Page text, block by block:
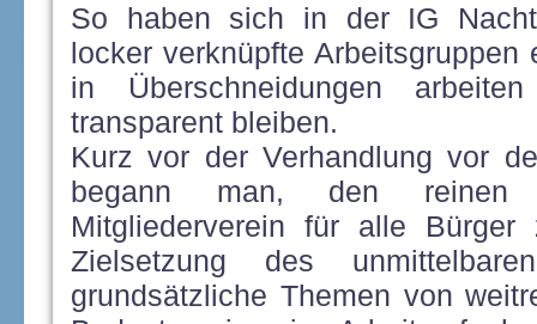
So haben sich in der IG
locker verknüpfte
in Überschneidungen
transparent bleiben.
Kurz vor der Verhandlung vor
begann man, den reinen
Mitgliederverein für alle
Zielsetzung des
grundsätzliche Themen von